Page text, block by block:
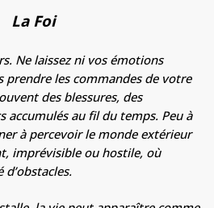
La Foi
Ne laissez ni vos émotions
prendre les commandes de votre
des blessures, des
accumulés au fil du temps. Peu à
à percevoir le monde extérieur
imprévisible ou hostile, où
d’obstacles.